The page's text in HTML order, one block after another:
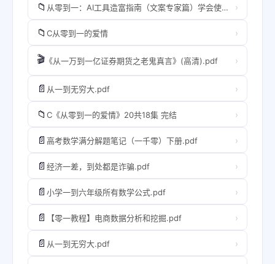
📁 从零到一：AI工具造富指南（文案专家篇）​学会使用主流AI工具，方法和心法的融合 ›
📁 C从零到一的爱情 ›
🎬 《从一万到一亿证券期货之老鬼真言》(高清).pdf ›
📄 从一到无穷大.pdf ›
📁 C《从零到一的爱情》20共18集 完结 ›
📄 高考数学满分解题笔记（一千零）下册.pdf ›
📄 经济一差，到处都是诈骗.pdf ›
📄 小学一到六年级所有数学公式.pdf ›
📄 【零一教程】电商数据分析和挖掘.pdf ›
📄 从一到无穷大.pdf ›